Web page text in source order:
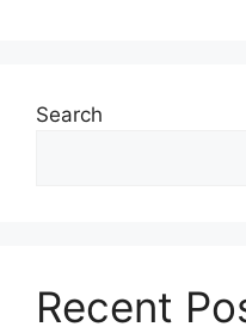
Search
Recent